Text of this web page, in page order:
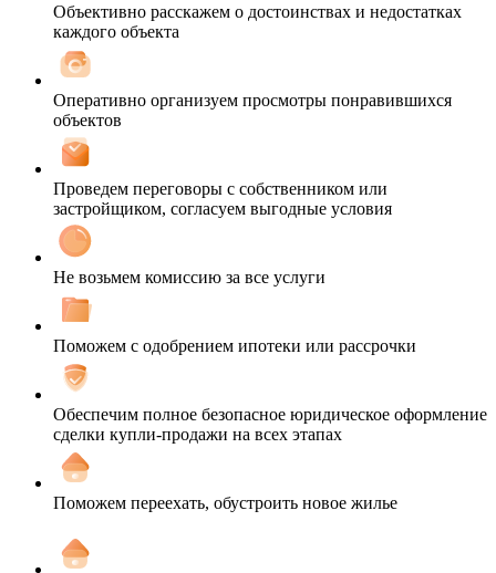
Объективно расскажем о достоинствах и недостатках
каждого объекта
Оперативно организуем просмотры понравившихся
объектов
Проведем переговоры с собственником или
застройщиком, согласуем выгодные условия
Не возьмем комиссию за все услуги
Поможем с одобрением ипотеки или рассрочки
Обеспечим полное безопасное юридическое оформление
сделки купли-продажи на всех этапах
Поможем переехать, обустроить новое жилье